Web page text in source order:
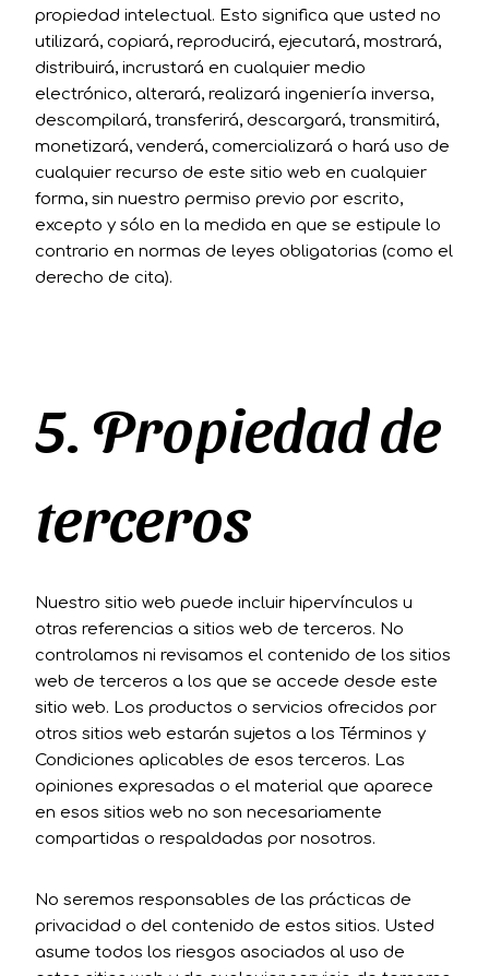
propiedad intelectual. Esto significa que usted no
utilizará, copiará, reproducirá, ejecutará, mostrará,
distribuirá, incrustará en cualquier medio
electrónico, alterará, realizará ingeniería inversa,
descompilará, transferirá, descargará, transmitirá,
monetizará, venderá, comercializará o hará uso de
cualquier recurso de este sitio web en cualquier
forma, sin nuestro permiso previo por escrito,
excepto y sólo en la medida en que se estipule lo
contrario en normas de leyes obligatorias (como el
derecho de cita).
5. Propiedad de
terceros
Nuestro sitio web puede incluir hipervínculos u
otras referencias a sitios web de terceros. No
controlamos ni revisamos el contenido de los sitios
web de terceros a los que se accede desde este
sitio web. Los productos o servicios ofrecidos por
otros sitios web estarán sujetos a los Términos y
Condiciones aplicables de esos terceros. Las
opiniones expresadas o el material que aparece
en esos sitios web no son necesariamente
compartidas o respaldadas por nosotros.
No seremos responsables de las prácticas de
privacidad o del contenido de estos sitios. Usted
asume todos los riesgos asociados al uso de